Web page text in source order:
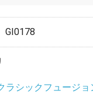
GI0178
ラシックフュージョ